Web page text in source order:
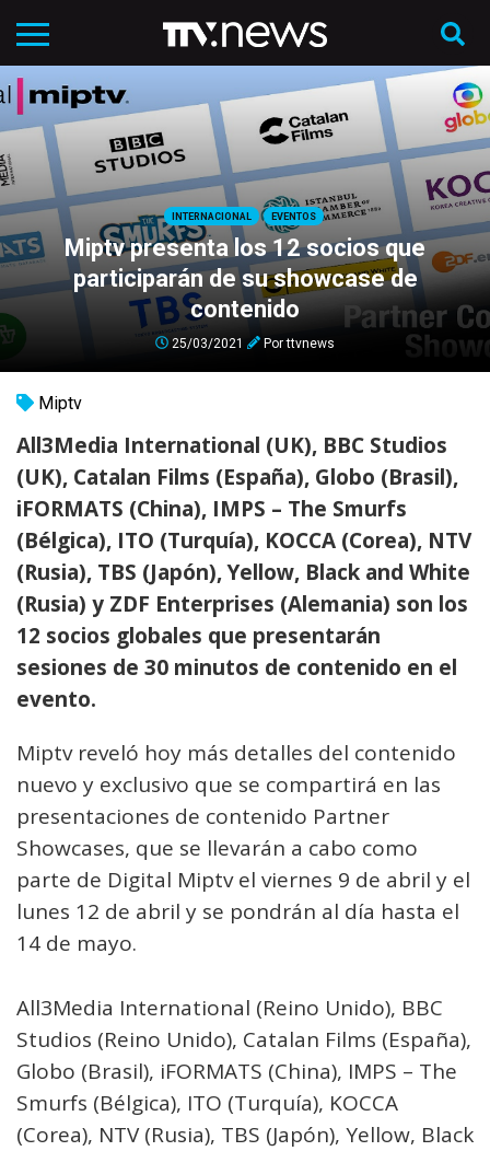
INTERNACIONAL EVENTOS
Miptv presenta los 12 socios que
participarán de su showcase de
contenido
25/03/2021 Porttvnews
Miptv
All3Media International (UK), BBC Studios
(UK), Catalan Films (España), Globo (Brasil),
iFORMATS (China), IMPS – The Smurfs
(Bélgica), ITO (Turquía), KOCCA (Corea), NTV
(Rusia), TBS (Japón), Yellow, Black and White
(Rusia) y ZDF Enterprises (Alemania) son los
12 socios globales que presentarán
sesiones de 30 minutos de contenido en el
evento.
Miptv reveló hoy más detalles del contenido
nuevo y exclusivo que se compartirá en las
presentaciones de contenido Partner
Showcases, que se llevarán a cabo como
parte de Digital Miptv el viernes 9 de abril y el
lunes 12 de abril y se pondrán al día hasta el
14 de mayo.
All3Media International (Reino Unido), BBC
Studios (Reino Unido), Catalan Films (España),
Globo (Brasil), iFORMATS (China), IMPS – The
Smurfs (Bélgica), ITO (Turquía), KOCCA
(Corea), NTV (Rusia), TBS (Japón), Yellow, Black